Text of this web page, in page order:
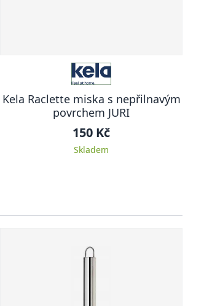
Kela Raclette miska s nepřilnavým
povrchem JURI
150 Kč
Skladem